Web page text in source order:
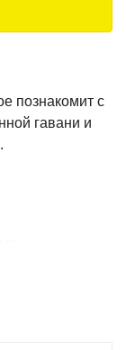
познакомит с
гавани и
пор